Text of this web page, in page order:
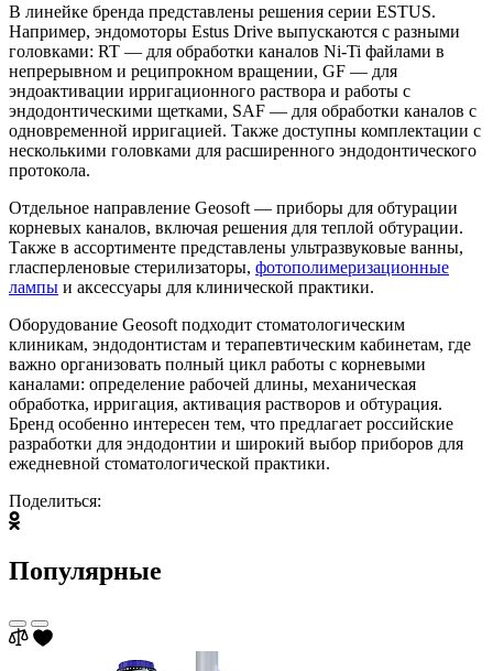
В линейке бренда представлены решения серии ESTUS.
Например, эндомоторы Estus Drive выпускаются с разными
головками: RT — для обработки каналов Ni-Ti файлами в
непрерывном и реципрокном вращении, GF — для
эндоактивации ирригационного раствора и работы с
эндодонтическими щетками, SAF — для обработки каналов с
одновременной ирригацией. Также доступны комплектации с
несколькими головками для расширенного эндодонтического
протокола.
Отдельное направление Geosoft — приборы для обтурации
корневых каналов, включая решения для теплой обтурации.
Также в ассортименте представлены ультразвуковые ванны,
гласперленовые стерилизаторы, фотополимеризационные
лампы и аксессуары для клинической практики.
Оборудование Geosoft подходит стоматологическим
клиникам, эндодонтистам и терапевтическим кабинетам, где
важно организовать полный цикл работы с корневыми
каналами: определение рабочей длины, механическая
обработка, ирригация, активация растворов и обтурация.
Бренд особенно интересен тем, что предлагает российские
разработки для эндодонтии и широкий выбор приборов для
ежедневной стоматологической практики.
Поделиться:
Популярные